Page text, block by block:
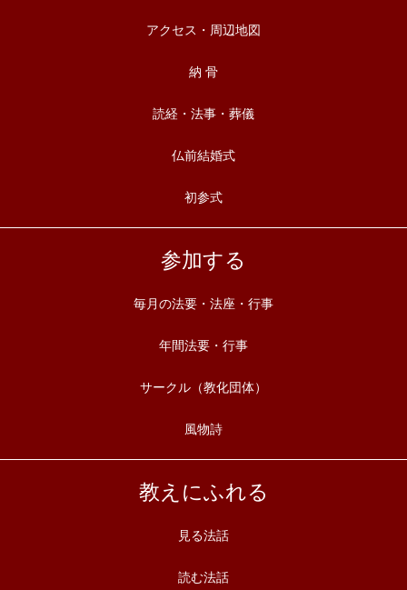
アクセス・周辺地図
納 骨
読経・法事・葬儀
仏前結婚式
初参式
参加する
毎月の法要・法座・行事
年間法要・行事
サークル（教化団体）
風物詩
教えにふれる
見る法話
読む法話